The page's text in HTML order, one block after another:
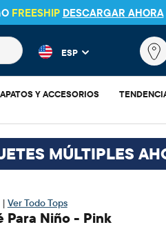
FREESHIP DESCARGAR AHORA
populares y los
ESP
Y ACCESORIOS
MÚLTIPLES
| Ver Todo Tops
Para Niño - Pink